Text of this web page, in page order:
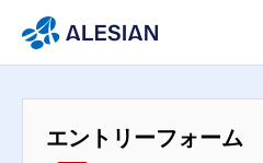
エントリーフォーム